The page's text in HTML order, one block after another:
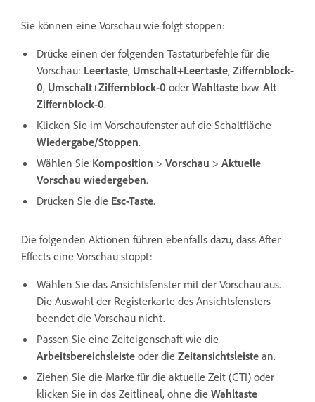
Sie können eine Vorschau wie folgt stoppen:
Drücke einen der folgenden Tastaturbefehle für die
Vorschau: Leertaste, Umschalt+Leertaste, Ziffernblock-
0, Umschalt+Ziffernblock-0 oder Wahltaste bzw. Alt
Ziffernblock-0.
Klicken Sie im Vorschaufenster auf die Schaltfläche
Wiedergabe/Stoppen.
Wählen Sie Komposition > Vorschau > Aktuelle
Vorschau wiedergeben.
Drücken Sie die Esc-Taste.
Die folgenden Aktionen führen ebenfalls dazu, dass After
Effects eine Vorschau stoppt:
Wählen Sie das Ansichtsfenster mit der Vorschau aus.
Die Auswahl der Registerkarte des Ansichtsfensters
beendet die Vorschau nicht.
Passen Sie eine Zeiteigenschaft wie die
Arbeitsbereichsleiste oder die Zeitansichtsleiste an.
Ziehen Sie die Marke für die aktuelle Zeit (CTI) oder
klicken Sie in das Zeitlineal, ohne die Wahltaste